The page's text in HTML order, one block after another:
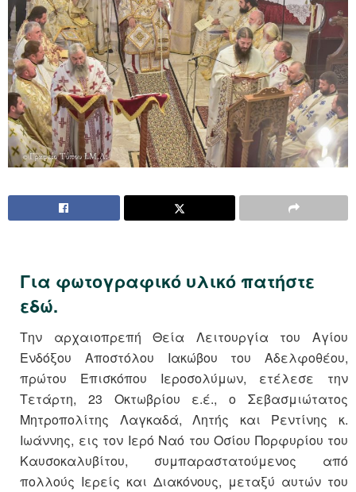
Για φωτογραφικό υλικό πατήστε
εδώ.
Την αρχαιοπρεπή Θεία Λειτουργία του Αγίου
Ενδόξου Αποστόλου Ιακώβου του Αδελφοθέου,
πρώτου Επισκόπου Ιεροσολύμων, ετέλεσε την
Τετάρτη, 23 Οκτωβρίου ε.έ., ο Σεβασμιώτατος
Μητροπολίτης Λαγκαδά, Λητής και Ρεντίνης κ.
Ιωάννης, εις τον Ιερό Ναό του Οσίου Πορφυρίου του
Καυσοκαλυβίτου, συμπαραστατούμενος από
πολλούς Ιερείς και Διακόνους, μεταξύ αυτών του